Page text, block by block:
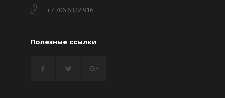
+7 706 6322 916
Полезные ссылки